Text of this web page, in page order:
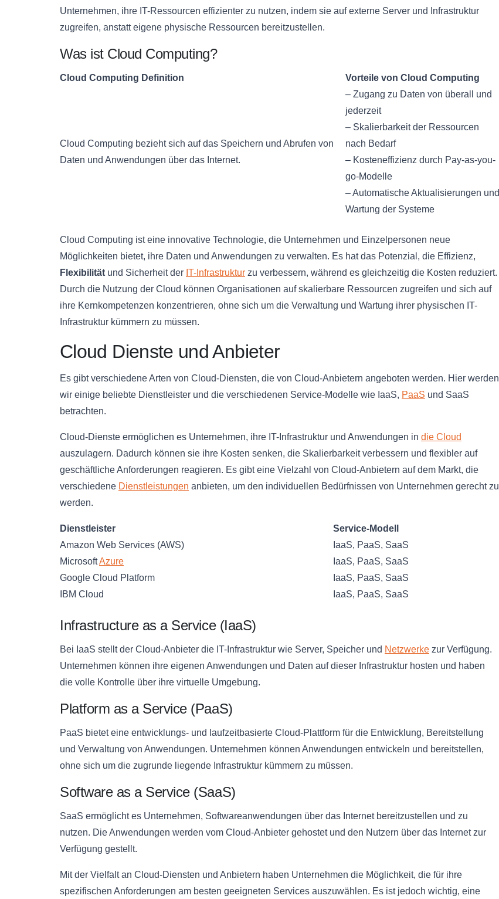
Unternehmen, ihre IT-Ressourcen effizienter zu nutzen, indem sie auf externe Server und Infrastruktur
zugreifen, anstatt eigene physische Ressourcen bereitzustellen.
Was ist Cloud Computing?
Cloud Computing Definition Vorteile von Cloud Computing
Cloud Computing bezieht sich auf das Speichern und Abrufen von
Daten und Anwendungen über das Internet.
– Zugang zu Daten von überall und
jederzeit
– Skalierbarkeit der Ressourcen
nach Bedarf
– Kosteneffizienz durch Pay-as-you-
go-Modelle
– Automatische Aktualisierungen und
Wartung der Systeme
Cloud Computing ist eine innovative Technologie, die Unternehmen und Einzelpersonen neue
Möglichkeiten bietet, ihre Daten und Anwendungen zu verwalten. Es hat das Potenzial, die Effizienz,
Flexibilität und Sicherheit der IT-Infrastruktur zu verbessern, während es gleichzeitig die Kosten reduziert.
Durch die Nutzung der Cloud können Organisationen auf skalierbare Ressourcen zugreifen und sich auf
ihre Kernkompetenzen konzentrieren, ohne sich um die Verwaltung und Wartung ihrer physischen IT-
Infrastruktur kümmern zu müssen.
Cloud Dienste und Anbieter
Es gibt verschiedene Arten von Cloud-Diensten, die von Cloud-Anbietern angeboten werden. Hier werden
wir einige beliebte Dienstleister und die verschiedenen Service-Modelle wie IaaS, PaaS und SaaS
betrachten.
Cloud-Dienste ermöglichen es Unternehmen, ihre IT-Infrastruktur und Anwendungen in die Cloud
auszulagern. Dadurch können sie ihre Kosten senken, die Skalierbarkeit verbessern und flexibler auf
geschäftliche Anforderungen reagieren. Es gibt eine Vielzahl von Cloud-Anbietern auf dem Markt, die
verschiedene Dienstleistungen anbieten, um den individuellen Bedürfnissen von Unternehmen gerecht zu
werden.
Dienstleister
Service-Modell
Amazon Web Services (AWS)
IaaS, PaaS, SaaS
MicrosoftAzure
IaaS, PaaS, SaaS
Google Cloud Platform
IaaS, PaaS, SaaS
IBM Cloud
IaaS, PaaS, SaaS
Infrastructure as a Service (IaaS)
Bei IaaS stellt der Cloud-Anbieter die IT-Infrastruktur wie Server, Speicher und Netzwerke zur Verfügung.
Unternehmen können ihre eigenen Anwendungen und Daten auf dieser Infrastruktur hosten und haben
die volle Kontrolle über ihre virtuelle Umgebung.
Platform as a Service (PaaS)
PaaS bietet eine entwicklungs- und laufzeitbasierte Cloud-Plattform für die Entwicklung, Bereitstellung
und Verwaltung von Anwendungen. Unternehmen können Anwendungen entwickeln und bereitstellen,
ohne sich um die zugrunde liegende Infrastruktur kümmern zu müssen.
Software as a Service (SaaS)
SaaS ermöglicht es Unternehmen, Softwareanwendungen über das Internet bereitzustellen und zu
nutzen. Die Anwendungen werden vom Cloud-Anbieter gehostet und den Nutzern über das Internet zur
Verfügung gestellt.
Mit der Vielfalt an Cloud-Diensten und Anbietern haben Unternehmen die Möglichkeit, die für ihre
spezifischen Anforderungen am besten geeigneten Services auszuwählen. Es ist jedoch wichtig, eine